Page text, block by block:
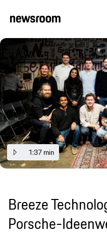
1:37 min
Breeze
Porsche-